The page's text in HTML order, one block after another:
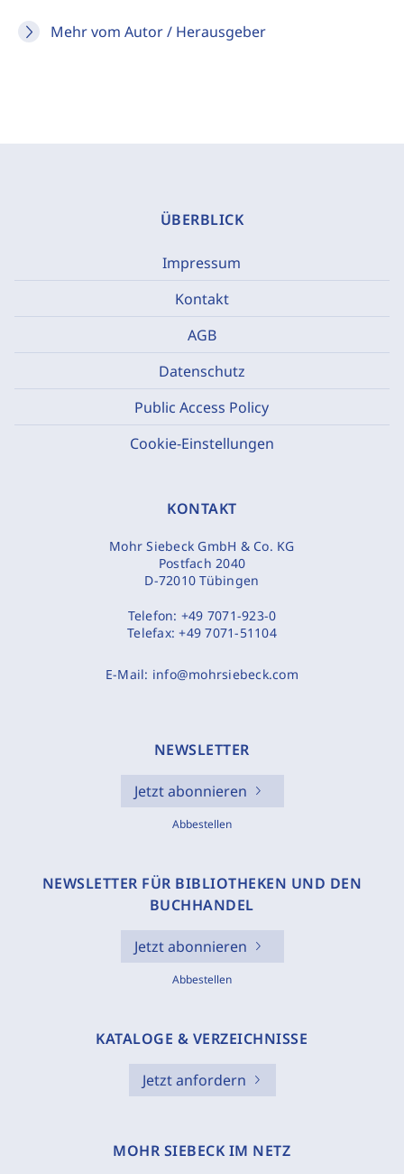
Mehr vom Autor / Herausgeber
ÜBERBLICK
Impressum
Kontakt
AGB
Datenschutz
Public Access Policy
Cookie-Einstellungen
KONTAKT
Mohr Siebeck GmbH & Co. KG
Postfach 2040
D-72010 Tübingen
Telefon: +49 7071-923-0
Telefax:+49 7071-51104
E-Mail: info@mohrsiebeck.com
NEWSLETTER
Jetzt abonnieren
Abbestellen
NEWSLETTER FÜR BIBLIOTHEKEN UND DEN
BUCHHANDEL
Jetzt abonnieren
Abbestellen
KATALOGE & VERZEICHNISSE
Jetzt anfordern
MOHR SIEBECK IM NETZ